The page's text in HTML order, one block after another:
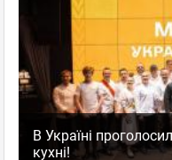
В Україні
кухні!